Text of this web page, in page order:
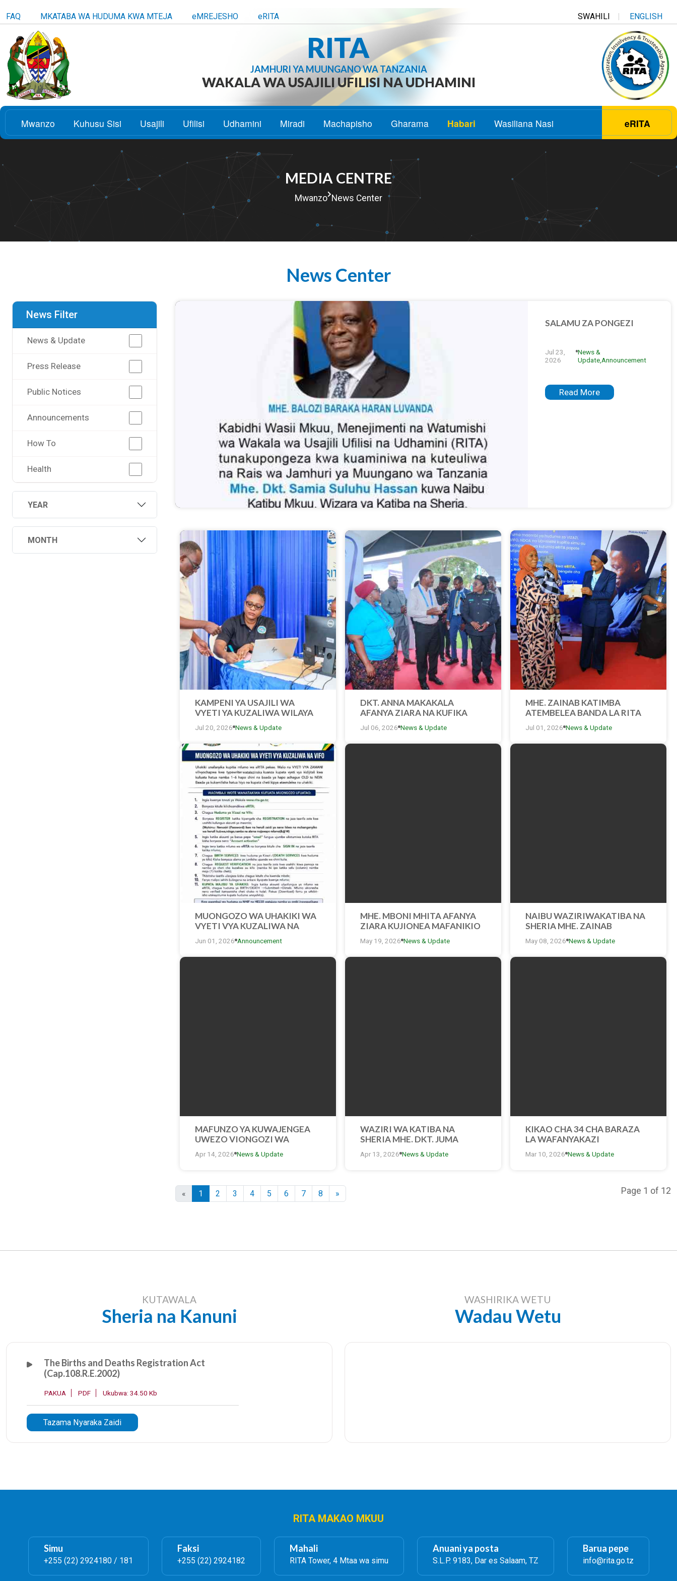
FAQ MKATABA WA HUDUMA KWA MTEJA eMREJESHO eRITA SWAHILI ENGLISH
RITA
JAMHURI YA MUUNGANO WA TANZANIA
WAKALA WA USAJILI UFILISI NA UDHAMINI
Mwanzo Kuhusu Sisi Usajili Ufilisi Udhamini Miradi Machapisho Gharama Habari Wasiliana Nasi eRITA
MEDIA CENTRE
Mwanzo News Center
News Center
News Filter
News & Update
Press Release
Public Notices
Announcements
How To
Health
YEAR
MONTH
SALAMU ZA PONGEZI
Jul 23,
2026
News &
Update,Announcement
Read More
KAMPENI YA USAJILI WA
VYETI YA KUZALIWA WILAYA
YA TEMEKE YAENDELEA
KATIKA KATA YA CHAMAZI.
Jul 20, 2026 News & Update
DKT. ANNA MAKAKALA
AFANYA ZIARA NA KUFIKA
KATIKA BANDA LA RITA
KATIKA MONESHO YA 50 YA
KIMATAIFA YA BIASHARA DAR
Jul 06, 2026 News & Update
MHE. ZAINAB KATIMBA
ATEMBELEA BANDA LA RITA
KUONA HUDUMA
ZITOLEWAZO KATIKA
MAONESHO YA 50 YA
Jul 01, 2026 News & Update
MUONGOZO WA UHAKIKI WA
VYETI VYA KUZALIWA NA
Jun 01, 2026 Announcement
MHE. MBONI MHITA AFANYA
ZIARA KUJIONEA MAFANIKIO
YA KAPENI YA MSAADA WA
KISHERIA YA MAMA SAMIA
MKOANI SHINYANGA.
May 19, 2026 News & Update
NAIBU WAZIRIWAKATIBA NA
SHERIA MHE. ZAINAB
KATIMBA ATEMBELEA KUONA
HUDUMA ZITOLEWAZO
KATIKA KAMPENI YA MSAADA
May 08, 2026 News & Update
MAFUNZO YA KUWAJENGEA
UWEZO VIONGOZI WA
SERIKALI MKOANI RUVUMA
Apr 14, 2026 News & Update
WAZIRI WA KATIBA NA
SHERIA MHE. DKT. JUMA
HOMERA AZINDUA MKUTANO
WA WAJUMBE WA BODI ZA
Apr 13, 2026 News & Update
KIKAO CHA 34 CHA BARAZA
LA WAFANYAKAZI
Mar 10, 2026 News & Update
« 1 2 3 4 5 6 7 8 » Page 1 of 12
KUTAWALA
Sheria na Kanuni
The Births and Deaths Registration Act
(Cap.108.R.E.2002)
PAKUA PDF Ukubwa: 34.50 Kb
Tazama Nyaraka Zaidi
WASHIRIKA WETU
Wadau Wetu
RITA MAKAO MKUU
Simu
+255 (22) 2924180 / 181
Faksi
+255 (22) 2924182
Mahali
RITA Tower, 4 Mtaa wa simu
Anuani ya posta
S.L.P. 9183, Dar es Salaam, TZ
Barua pepe
info@rita.go.tz